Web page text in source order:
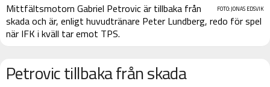
FOTO: JONAS EDSVIK
Mittfältsmotorn Gabriel Petrovic är tillbaka från
skada och är, enligt huvudtränare Peter Lundberg, redo för spel
när IFK i kväll tar emot TPS.
Petrovic tillbaka från skada